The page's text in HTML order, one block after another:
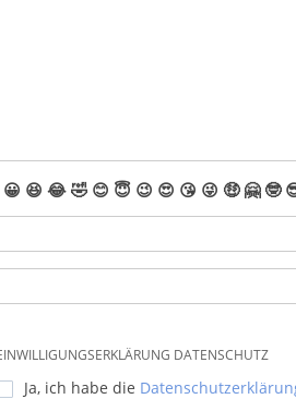
😀 😆 😂🤣 😊 😇 😉 😍 😘 😜 🤑 🤗 🤓
DATENSCHUTZ
Ja, ich habe die